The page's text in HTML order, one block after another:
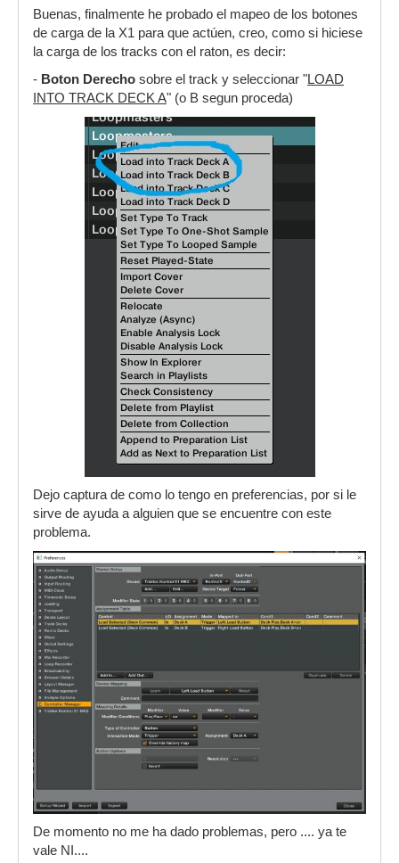
Buenas, finalmente he probado el mapeo de los botones
de carga de la X1 para que actúen, creo, como si hiciese
la carga de los tracks con el raton, es decir:
- Boton Derecho sobre el track y seleccionar "LOAD
INTO TRACK DECK A" (o B segun proceda)
Dejo captura de como lo tengo en preferencias, por si le
sirve de ayuda a alguien que se encuentre con este
problema.
De momento no me ha dado problemas, pero .... ya te
vale NI....